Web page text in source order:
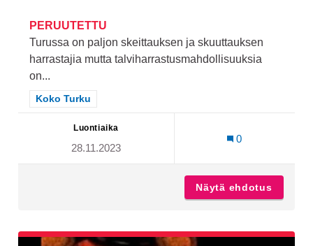
PERUUTETTU
Turussa on paljon skeittauksen ja skuuttauksen
harrastajia mutta talviharrastusmahdollisuuksia
on...
Rajaa tulokset teeman mukaan: Koko Turku
Koko Turku
Luontiaika
28.11.2023
0
Näytä ehdotus